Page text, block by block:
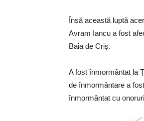
Însă această luptă
Avram Iancu a fost
Baia de Criș.
A fost înmormântat la
de înmormântare a
înmormântat cu